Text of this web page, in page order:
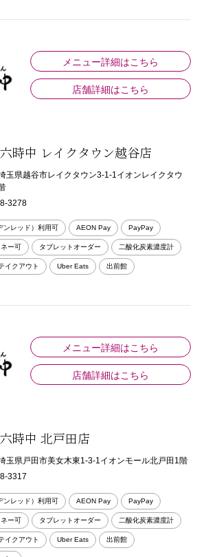
メニュー詳細はこちら
店舗詳細はこちら
時中 レイクタウン越谷店
玉県越谷市レイクタウン3-1-1イオンレイクタウ
3278
ンレッド）利用可 AEON Pay PayPay
ー可 タブレットオーダー 二酸化炭素濃度計
イクアウト Uber Eats 出前館
メニュー詳細はこちら
店舗詳細はこちら
時中 北戸田店
玉県戸田市美女木東1-3-1イオンモール北戸田1階
3317
ンレッド）利用可 AEON Pay PayPay
ー可 タブレットオーダー 二酸化炭素濃度計
イクアウト Uber Eats 出前館